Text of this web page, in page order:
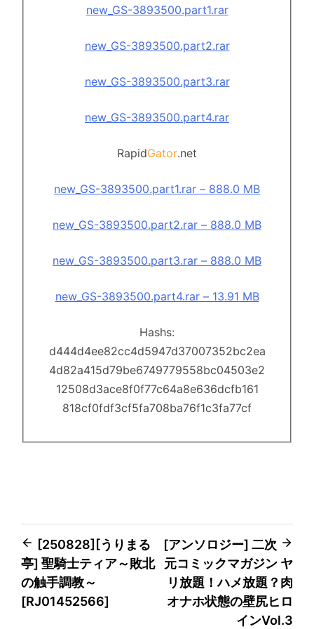
new_GS-3893500.part1.rar
new_GS-3893500.part2.rar
new_GS-3893500.part3.rar
new_GS-3893500.part4.rar
RapidGator.net
new_GS-3893500.part1.rar – 888.0 MB
new_GS-3893500.part2.rar – 888.0 MB
new_GS-3893500.part3.rar – 888.0 MB
new_GS-3893500.part4.rar – 13.91 MB
Hashs:
d444d4ee82cc4d5947d37007352bc2ea
4d82a415d79be6749779558bc04503e2
12508d3ace8f0f77c64a8e636dcfb161
818cf0fdf3cf5fa708ba76f1c3fa77cf
Post
navigation
[250828][うりまる
亭] 聖騎士ティア～敗北
の触手調教～
[RJ01452566]
[アンソロジー] 二次
元コミックマガジン ヤ
リ放題！ハメ放題？肉
オナホ状態の壁尻ヒロ
インVol.3